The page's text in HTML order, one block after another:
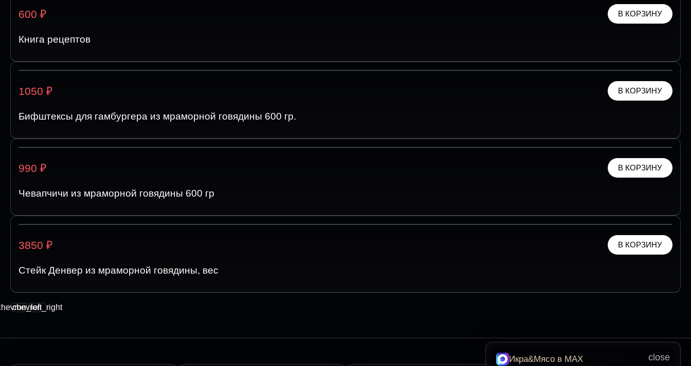
600 ₽ В КОРЗИНУ
Книга рецептов
1050 ₽ В КОРЗИНУ
Бифштексы для гамбургера из мраморной говядины 600 гр.
990 ₽ В КОРЗИНУ
Чевапчичи из мраморной говядины 600 гр
3850 ₽ В КОРЗИНУ
Стейк Денвер из мраморной говядины, вес
chevron_right
close
Икра&Мясо в МАХ